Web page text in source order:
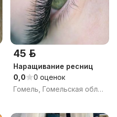
45 р.
Наращивание ресниц
0,0
0 оценок
Гомель, Гомельская область